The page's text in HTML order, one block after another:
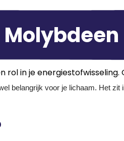
Molybdeen
in je
belangrijk voor je lichaam. Het